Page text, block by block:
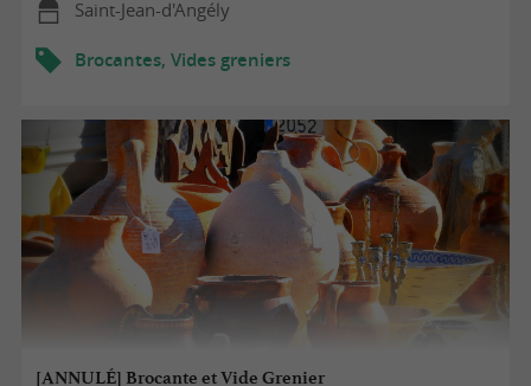
Saint-Jean-d'Angély
Brocantes, Vides greniers
[ANNULÉ] Brocante et Vide Grenier